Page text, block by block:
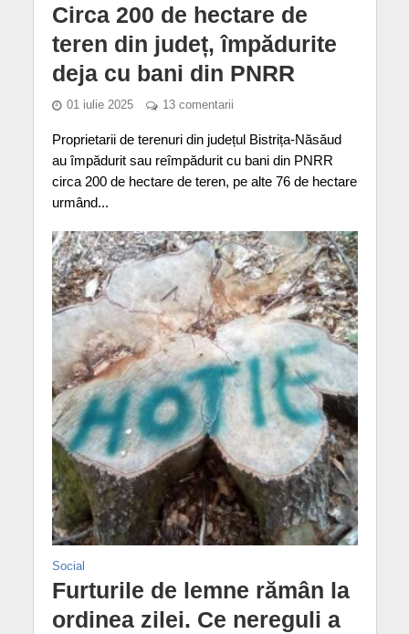
Circa 200 de hectare de
teren din județ, împădurite
deja cu bani din PNRR
01 iulie 2025 13 comentarii
Proprietarii de terenuri din județul Bistrița-Năsăud
au împădurit sau reîmpădurit cu bani din PNRR
circa 200 de hectare de teren, pe alte 76 de hectare
urmând...
Social
Furturile de lemne rămân la
ordinea zilei. Ce nereguli a